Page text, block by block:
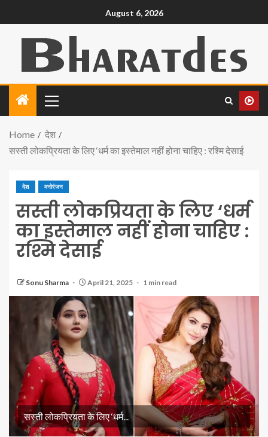
August 6, 2026
Home
देश
सस्ती लोकप्रियता के लिए ‘धर्म का इस्तेमाल नहीं होना चाहिए : रश्मि देसाई
देश मनोरंजन
सस्ती लोकप्रियता के लिए ‘धर्म
का इस्तेमाल नहीं होना चाहिए :
रश्मि देसाई
Sonu Sharma April 21, 2025 1 min read
सस्ती लोकप्रियता के लिए ‘धर्म...